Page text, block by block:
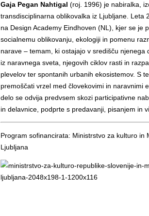
Gaja Pegan Nahtigal (roj. 1996) je nabiralka,
transdisciplinarna oblikovalka iz Ljubljane. Leta
na Design Academy Eindhoven (NL), kjer se je
socialnemu oblikovanju, ekologiji in pomenu
narave – temam, ki ostajajo v središču njenega
iz naravnega sveta, njegovih ciklov rasti in
plevelov ter spontanih urbanih ekosistemov. S
premoščati vrzel med človekovimi in naravnimi
delo se odvija predvsem skozi participativne
in delavnice, podprte s predavanji, pisanjem in
Program sofinancirata: Ministrstvo za kulturo in
Ljubljana